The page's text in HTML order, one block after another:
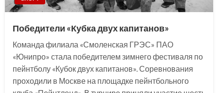
Победители «Кубка двух капитанов»
Команда филиала «Смоленская ГРЭС» ПАО
«Юнипро» стала победителем зимнего фестиваля по
пейнтболу «Кубок двух капитанов». Соревнования
проходили в Москве на площадке пейнтбольного